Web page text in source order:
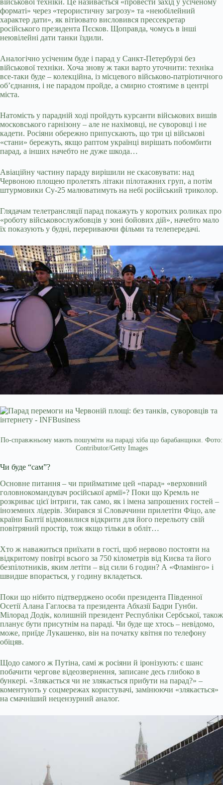
військової техніки. Це називається «провести захід у усіченому
форматі» через «терористичну загрозу» та «неюбілейний
характер дати», як вітіювато висловився прессекретар
російського президента Пєсков. Щоправда, чомусь в інші
неювілейні дати танки їздили.
Аналогічно усіченим буде і парад у Санкт-Петербурзі без
військової техніки. Хоча знову ж таки варто уточнити: техніка
все-таки буде – колекційна, із місцевого військово-патріотичного
об’єднання, і не парадом пройде, а смирно стоятиме в центрі
міста.
Натомість у парадній ході пройдуть курсанти військових вишів
московського гарнізону – але не нахімовці, не суворовці і не
кадети. Росіяни обережно припускають, що три ці військові
«стани» бережуть, якщо раптом українці вирішать побомбити
парад, а інших начебто не дуже шкода…
Авіаційну частину параду вирішили не скасовувати: над
Червоною площею пролетять літаки пілотажних груп, а потім
штурмовики Су-25 малюватимуть на небі російський триколор.
Глядачам телетрансляції парад покажуть у коротких роликах про
«роботу військовослужбовців у зоні бойових дій», начебто мало
їх показують у будні, перериваючи фільми та телепередачі.
По-справжньому мають пошуміти на параді хіба що барабанщики. Фото:
Contributor/Getty Images
Чи буде “сам”?
Основне питання – чи прийматиме цей «парад» «верховний
головнокомандувач російської армії»? Поки що Кремль не
розкриває цієї інтриги, так само, як і імена запрошених гостей –
іноземних лідерів. Збирався зі Словаччини прилетіти Фіцо, але
країни Балтії відмовилися відкрити для його перельоту свій
повітряний простір, тож якщо тільки в обліт…
Хто ж наважиться приїхати в гості, щоб нервово постояти на
відкритому повітрі всього за 750 кілометрів від Києва та його
безпілотників, яким летіти – від сили 6 годин? А «Фламінго» і
швидше впорається, у годину вкладеться.
Поки що нібито підтверджено особи президента Південної
Осетії Алана Гаглоєва та президента Абхазії Бадри Гунби.
Мілорад Додік, колишній президент Республіки Сербської, також
планує бути присутнім на параді. Чи буде ще хтось – невідомо,
може, приїде Лукашенко, він на початку квітня по телефону
обіцяв.
Щодо самого ж Путіна, самі ж росіяни й іронізують: є шанс
побачити чергове відеозвернення, записане десь глибоко в
бункері. «Злякається чи не злякається прибути на парад?» –
коментують у соцмережах користувачі, замінюючи «злякається»
на смачніший нецензурний аналог.